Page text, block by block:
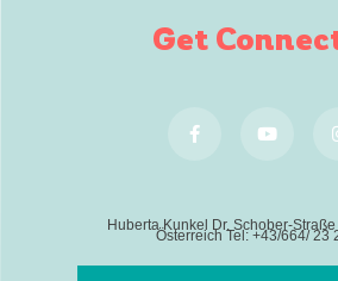
Get
Huberta Kunkel Dr. Schober-
Österreich Tel: +43/664/ 23